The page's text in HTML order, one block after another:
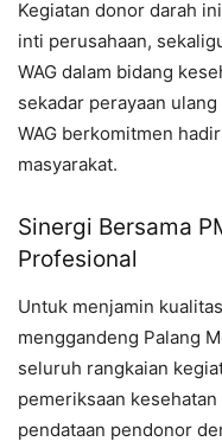
Kegiatan donor darah
inti perusahaan,
WAG dalam bidang
sekadar perayaan
WAG berkomitmen
masyarakat.
Sinergi Bersama
Profesional
Untuk menjamin
menggandeng Palang
seluruh rangkaian
pemeriksaan
pendataan pendonor